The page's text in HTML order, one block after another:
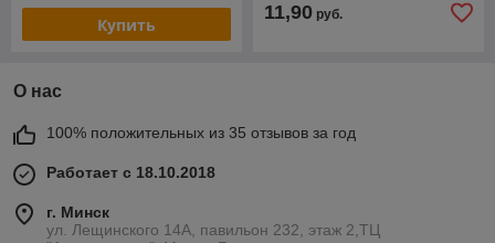
Купить
11,90 руб.
О нас
100% положительных из 35 отзывов за год
Работает с 18.10.2018
г. Минск
ул. Лещинского 14А, павильон 232, этаж 2,ТЦ